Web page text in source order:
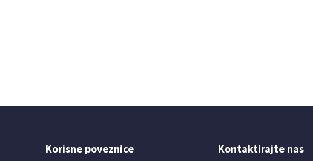
Korisne poveznice Kontaktirajte nas